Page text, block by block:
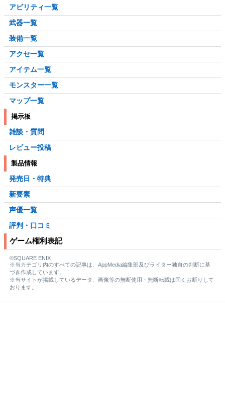
アビリティ一覧
武器一覧
装備一覧
アクセ一覧
アイテム一覧
モンスター一覧
マップ一覧
掲示板
雑談・質問
レビュー投稿
製品情報
発売日・特典
新要素
声優一覧
評判・口コミ
ゲーム権利表記
©SQUARE ENIX
※当カテゴリ内のすべての記事は、AppMedia編集部及びライター独自の判断に基
づき作成しています。
※当サイトが掲載しているデータ、画像等の無断使用・無断転載は固くお断りして
おります。